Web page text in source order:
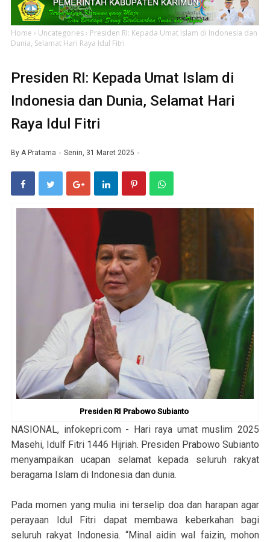
Home › Uncategories› Presiden RI: Kepada Umat Islam di Indonesia dan
Dunia, Selamat Hari Raya Idul Fitri
Presiden RI: Kepada Umat Islam di
Indonesia dan Dunia, Selamat Hari
Raya Idul Fitri
By A Pratama Senin, 31 Maret 2025
Presiden RI Prabowo Subianto
NASIONAL, infokepri.com - Hari raya umat muslim 2025
Masehi, Idulf Fitri 1446 Hijriah. Presiden Prabowo Subianto
menyampaikan ucapan selamat kepada seluruh rakyat
beragama Islam di Indonesia dan dunia.
Pada momen yang mulia ini terselip doa dan harapan agar
perayaan Idul Fitri dapat membawa keberkahan bagi
seluruh rakyat Indonesia. “Minal aidin wal faizin, mohon